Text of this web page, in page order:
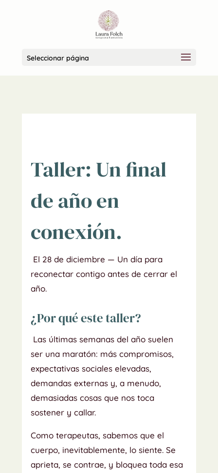
Seleccionar página
Taller: Un final
de año en
conexión.
El 28 de diciembre — Un día para
reconectar contigo antes de cerrar el
año.
¿Por qué este taller?
Las últimas semanas del año suelen
ser una maratón: más compromisos,
expectativas sociales elevadas,
demandas externas y, a menudo,
demasiadas cosas que nos toca
sostener y callar.
Como terapeutas, sabemos que el
cuerpo, inevitablemente, lo siente. Se
aprieta, se contrae, y bloquea toda esa